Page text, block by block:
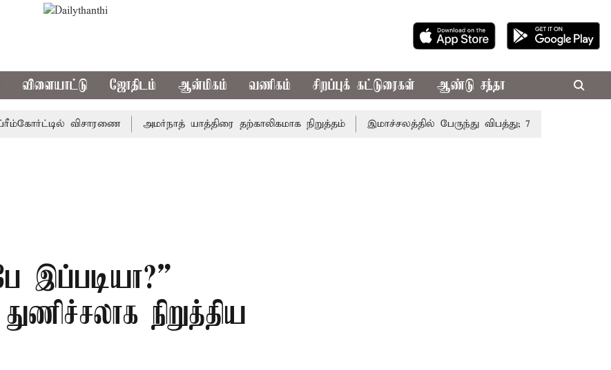
விளையாட்டு ஜோதிடம் ஆன்மிகம் வணிகம் சிறப்புக் கட்டுரைகள் ஆண்டு சந்தா
விசாரணை அமர்நாத் யாத்திரை தற்காலிகமாக நிறுத்தம் இமாச்சலத்தில் பேருந்து விபத்து; 7 பேர் பலி -
இப்படியா?” –
நிறுத்திய